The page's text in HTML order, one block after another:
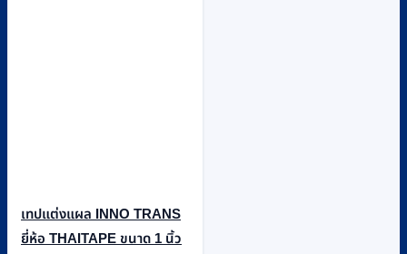
เทปแต่งแผล INNO TRANS
ยี่ห้อ THAITAPE ขนาด 1 นิ้ว